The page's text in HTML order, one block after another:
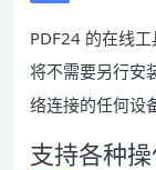
PDF24 的在线
将不需要另行安
络连接的任何设
支持各种